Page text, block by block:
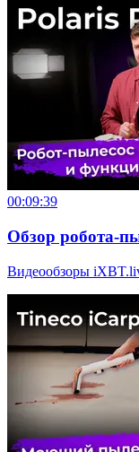
00:09:39
Обзор робота-
Видеообзоры